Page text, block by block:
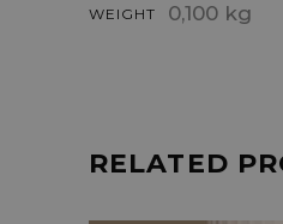
WEIGHT 0,100 kg
RELATED